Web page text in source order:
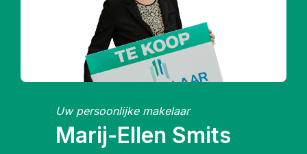
Uw persoonlijke makelaar
Marij-Ellen Smits